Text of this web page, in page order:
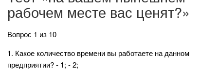
рабочем месте вас ценят?»
Вопрос 1 из 10
1. Какое количество времени вы работаете на данном
предприятии? - 1; - 2;